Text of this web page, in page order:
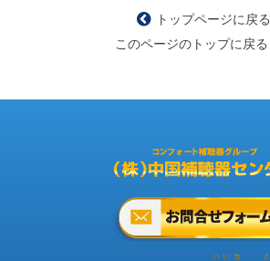
トップページに戻る
このページのトップに戻る